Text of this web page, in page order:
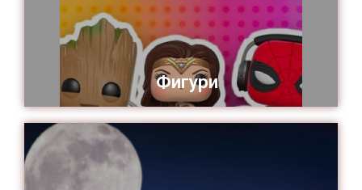
Фигури